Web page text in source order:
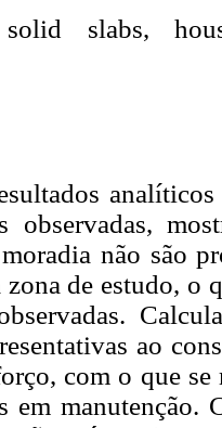
slabs,
observadas,
não são
zona de estudo, o
ao
com o que
em manutenção.